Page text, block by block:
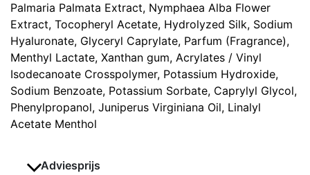
Palmaria Palmata Extract, Nymphaea Alba Flower
Extract, Tocopheryl Acetate, Hydrolyzed Silk, Sodium
Hyaluronate, Glyceryl Caprylate, Parfum (Fragrance),
Menthyl Lactate, Xanthan gum, Acrylates / Vinyl
Isodecanoate Crosspolymer, Potassium Hydroxide,
Sodium Benzoate, Potassium Sorbate, Caprylyl Glycol,
Phenylpropanol, Juniperus Virginiana Oil, Linalyl
Acetate Menthol
Adviesprijs